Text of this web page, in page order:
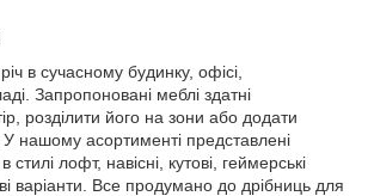
в сучасному будинку, офісі,
Запропоновані меблі здатні
розділити його на зони або додати
У нашому асортименті представлені
лофт, навісні, кутові, геймерські
варіанти. Все продумано до дрібниць для